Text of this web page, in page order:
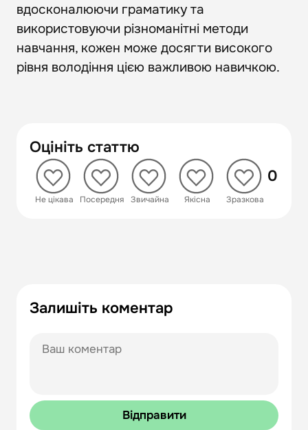
вдосконалюючи граматику та
використовуючи різноманітні методи
навчання, кожен може досягти високого
рівня володіння цією важливою навичкою.
Оцініть статтю
Не цікава Посередня Звичайна Якісна Зразкова
0
Залишіть коментар
Відправити